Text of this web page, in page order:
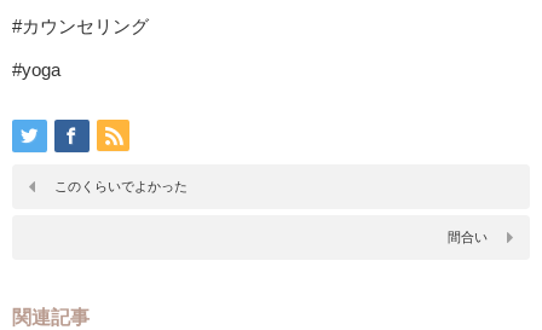
#カウンセリング
#yoga
このくらいでよかった
間合い
関連記事